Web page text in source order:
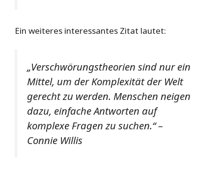
Ein weiteres interessantes Zitat lautet:
„Verschwörungstheorien sind nur ein
Mittel, um der Komplexität der Welt
gerecht zu werden. Menschen neigen
dazu, einfache Antworten auf
komplexe Fragen zu suchen.“ –
Connie Willis